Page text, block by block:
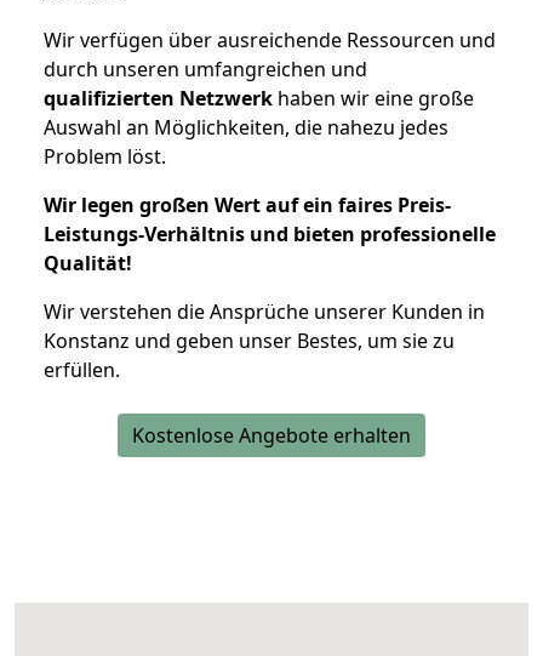
Wir verfügen über ausreichende Ressourcen und
durch unseren umfangreichen und
qualifizierten Netzwerk haben wir eine große
Auswahl an Möglichkeiten, die nahezu jedes
Problem löst.
Wir legen großen Wert auf ein faires Preis-
Leistungs-Verhältnis und bieten professionelle
Qualität!
Wir verstehen die Ansprüche unserer Kunden in
Konstanz und geben unser Bestes, um sie zu
erfüllen.
Kostenlose Angebote erhalten